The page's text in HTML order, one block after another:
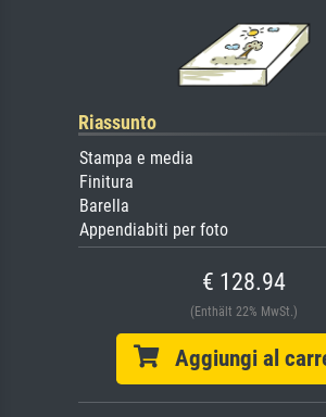
Riassunto
Stampa e media
Finitura
Barella
Appendiabiti per foto
€ 128.94
(Enthält 22% MwSt.)
Aggiungi al